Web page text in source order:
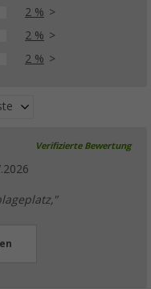
2 %
2 %
2 %
Verifizierte Bewertung